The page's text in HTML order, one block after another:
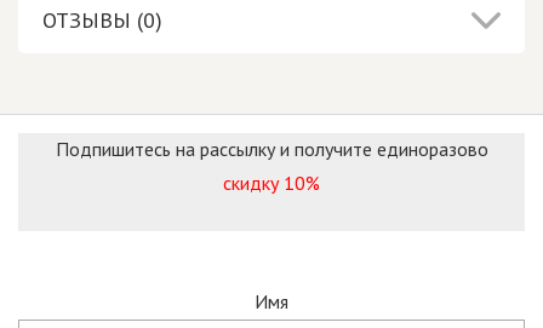
ОТЗЫВЫ (0)
Подпишитесь на рассылку и получите единоразово
скидку 10%
Имя